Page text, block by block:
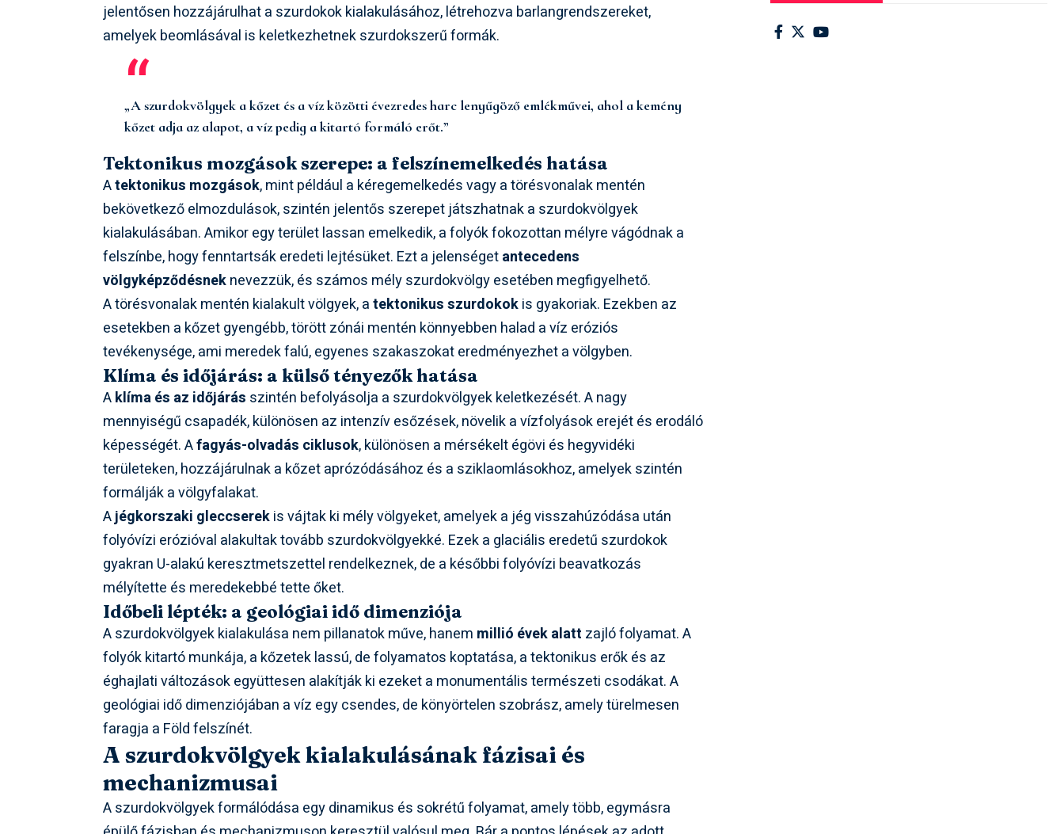
jelentősen hozzájárulhat a szurdokok kialakulásához, létrehozva barlangrendszereket,
amelyek beomlásával is keletkezhetnek szurdokszerű formák.
„A szurdokvölgyek a kőzet és a víz közötti évezredes harc lenyűgöző emlékművei, ahol a kemény
kőzet adja az alapot, a víz pedig a kitartó formáló erőt.”
Tektonikus mozgások szerepe: a felszínemelkedés hatása
Atektonikus mozgások, mint például a kéregemelkedés vagy a törésvonalak mentén
bekövetkező elmozdulások, szintén jelentős szerepet játszhatnak a szurdokvölgyek
kialakulásában. Amikor egy terület lassan emelkedik, a folyók fokozottan mélyre vágódnak a
felszínbe, hogy fenntartsák eredeti lejtésüket. Ezt a jelenségetantecedens
völgyképződésneknevezzük, és számos mély szurdokvölgy esetében megfigyelhető.
A törésvonalak mentén kialakult völgyek, atektonikus szurdokokis gyakoriak. Ezekben az
esetekben a kőzet gyengébb, törött zónái mentén könnyebben halad a víz eróziós
tevékenysége, ami meredek falú, egyenes szakaszokat eredményezhet a völgyben.
Klíma és időjárás: a külső tényezők hatása
Aklíma és az időjárás szintén befolyásolja a szurdokvölgyek keletkezését. A nagy
mennyiségű csapadék, különösen az intenzív esőzések, növelik a vízfolyások erejét és erodáló
képességét. Afagyás-olvadás ciklusok, különösen a mérsékelt égövi és hegyvidéki
területeken, hozzájárulnak a kőzet aprózódásához és a sziklaomlásokhoz, amelyek szintén
formálják a völgyfalakat.
Ajégkorszaki gleccserekis vájtak ki mély völgyeket, amelyek a jég visszahúzódása után
folyóvízi erózióval alakultak tovább szurdokvölgyekké. Ezek a glaciális eredetű szurdokok
gyakran U-alakú keresztmetszettel rendelkeznek, de a későbbi folyóvízi beavatkozás
mélyítette és meredekebbé tette őket.
Időbeli lépték: a geológiai idő dimenziója
A szurdokvölgyek kialakulása nem pillanatok műve, hanem millió évek alatt zajló folyamat. A
folyók kitartó munkája, a kőzetek lassú, de folyamatos koptatása, a tektonikus erők és az
éghajlati változások együttesen alakítják ki ezeket a monumentális természeti csodákat. A
geológiai idő dimenziójában a víz egy csendes, de könyörtelen szobrász, amely türelmesen
faragja a Föld felszínét.
A szurdokvölgyek kialakulásának fázisai és
mechanizmusai
A szurdokvölgyek formálódása egy dinamikus és sokrétű folyamat, amely több, egymásra